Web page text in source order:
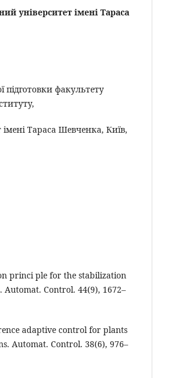
університет імені Тараса
підготовки факультету
Тараса Шевченка, Київ,
princi ple for the stabilization
Automat. Control. 44(9), 1672–
adaptive control for plants
Automat. Control. 38(6), 976–